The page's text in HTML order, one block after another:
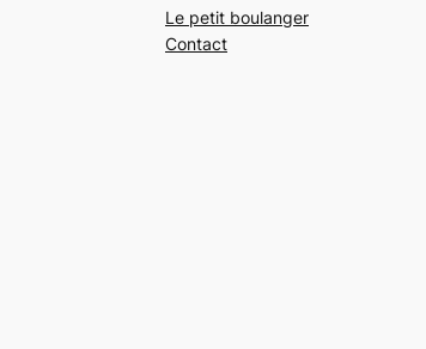
Le petit boulanger
Contact